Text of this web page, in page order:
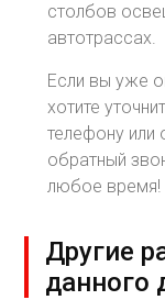
столбов
автотрассах.
Если вы уже
хотите
телефону или
обратный
любое время!
Другие
данного